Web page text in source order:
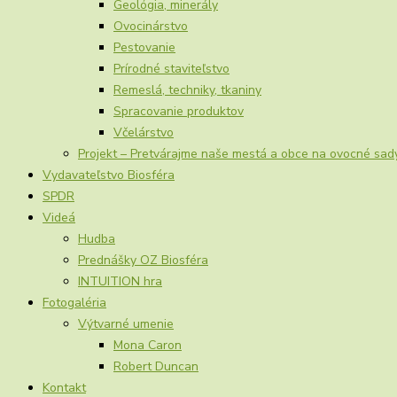
Geológia, minerály
Ovocinárstvo
Pestovanie
Prírodné staviteľstvo
Remeslá, techniky, tkaniny
Spracovanie produktov
Včelárstvo
Projekt – Pretvárajme naše mestá a obce na ovocné
Vydavateľstvo Biosféra
SPDR
Videá
Hudba
Prednášky OZ Biosféra
INTUITION hra
Fotogaléria
Výtvarné umenie
Mona Caron
Robert Duncan
Kontakt